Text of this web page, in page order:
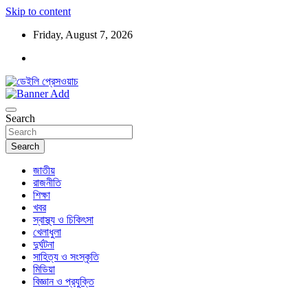
Skip to content
Friday, August 7, 2026
ডেইলি প্রেসওয়াচ
Search
Search
জাতীয়
রাজনীতি
শিক্ষা
খবর
স্বাস্থ্য ও চিকিৎসা
খেলাধুলা
দুর্ঘটনা
সাহিত্য ও সংস্কৃতি
মিডিয়া
বিজ্ঞান ও প্রযুক্তি